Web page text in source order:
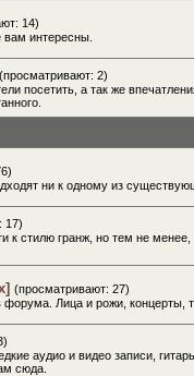
14)
вам интересны.
(просматривают: 2)
посетить, а так же
ни к одному из
17)
к стилю гранж, но тем не менее,
(просматривают: 27)
Лица и рожи, концерты,
аудио и видео записи,
сюда.